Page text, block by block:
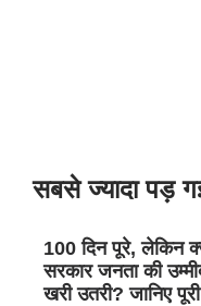
सबसे ज्यादा पड़
100 दिन पूरे, लेकिन
सरकार जनता की
खरी उतरी? जानिए